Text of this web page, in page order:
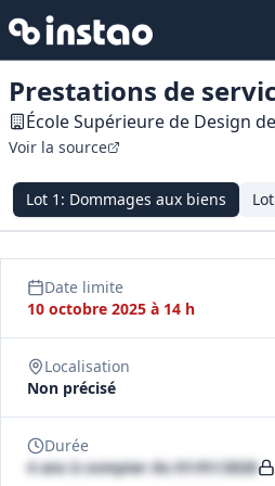
Prestations de
École Supérieure de Design
Voir la source
Lot 1 : Dommages aux biens Lot
Date limite
10 octobre 2025 à 14 h
Localisation
Non précisé
Durée
4 ans à compter du 01/01/2026